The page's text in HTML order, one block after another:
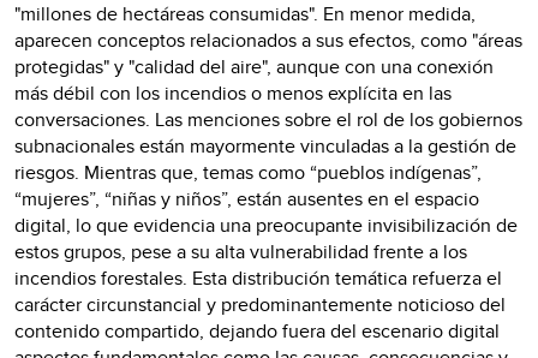
"millones de hectáreas consumidas". En menor medida,
aparecen conceptos relacionados a sus efectos, como "áreas
protegidas" y "calidad del aire", aunque con una conexión
más débil con los incendios o menos explícita en las
conversaciones. Las menciones sobre el rol de los gobiernos
subnacionales están mayormente vinculadas a la gestión de
riesgos. Mientras que, temas como “pueblos indígenas”,
“mujeres”, “niñas y niños”, están ausentes en el espacio
digital, lo que evidencia una preocupante invisibilización de
estos grupos, pese a su alta vulnerabilidad frente a los
incendios forestales. Esta distribución temática refuerza el
carácter circunstancial y predominantemente noticioso del
contenido compartido, dejando fuera del escenario digital